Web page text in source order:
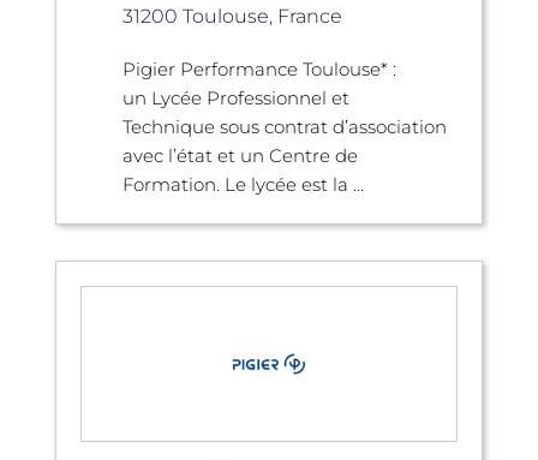
31200 Toulouse, France
Pigier Performance Toulouse* :
un Lycée Professionnel et
Technique sous contrat d’association
avec l’état et un Centre de
Formation. Le lycée est la ...